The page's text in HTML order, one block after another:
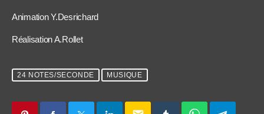
Animation Y.Desrichard
Réalisation A.Rollet
24 NOTES/SECONDE MUSIQUE